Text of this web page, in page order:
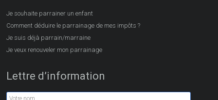
Je souhaite parrainer un enfant
Comment déduire le parrainage de mes impôts ?
Je suis déjà parrain/marraine
Je veux renouveler mon parrainage
Lettre d’information